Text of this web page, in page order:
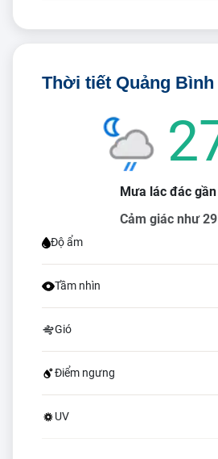
Thời tiết Quảng Bình
Mưa lác đác
Cảm giác như
Độ ẩm
Tầm nhìn
Gió
Điểm ngưng
UV